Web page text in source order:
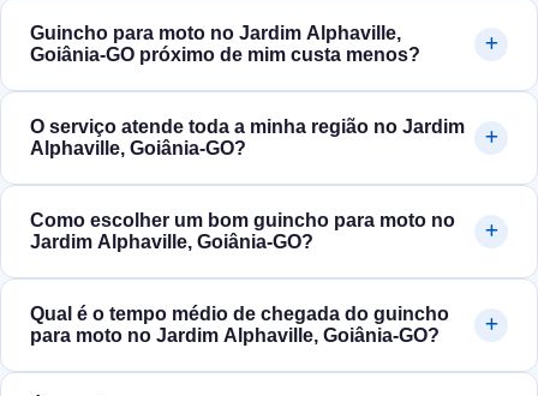
Guincho para moto no Jardim Alphaville,
Goiânia‑GO próximo de mim custa menos?
O serviço atende toda a minha região no Jardim
Alphaville, Goiânia‑GO?
Como escolher um bom guincho para moto no
Jardim Alphaville, Goiânia‑GO?
Qual é o tempo médio de chegada do guincho
para moto no Jardim Alphaville, Goiânia‑GO?